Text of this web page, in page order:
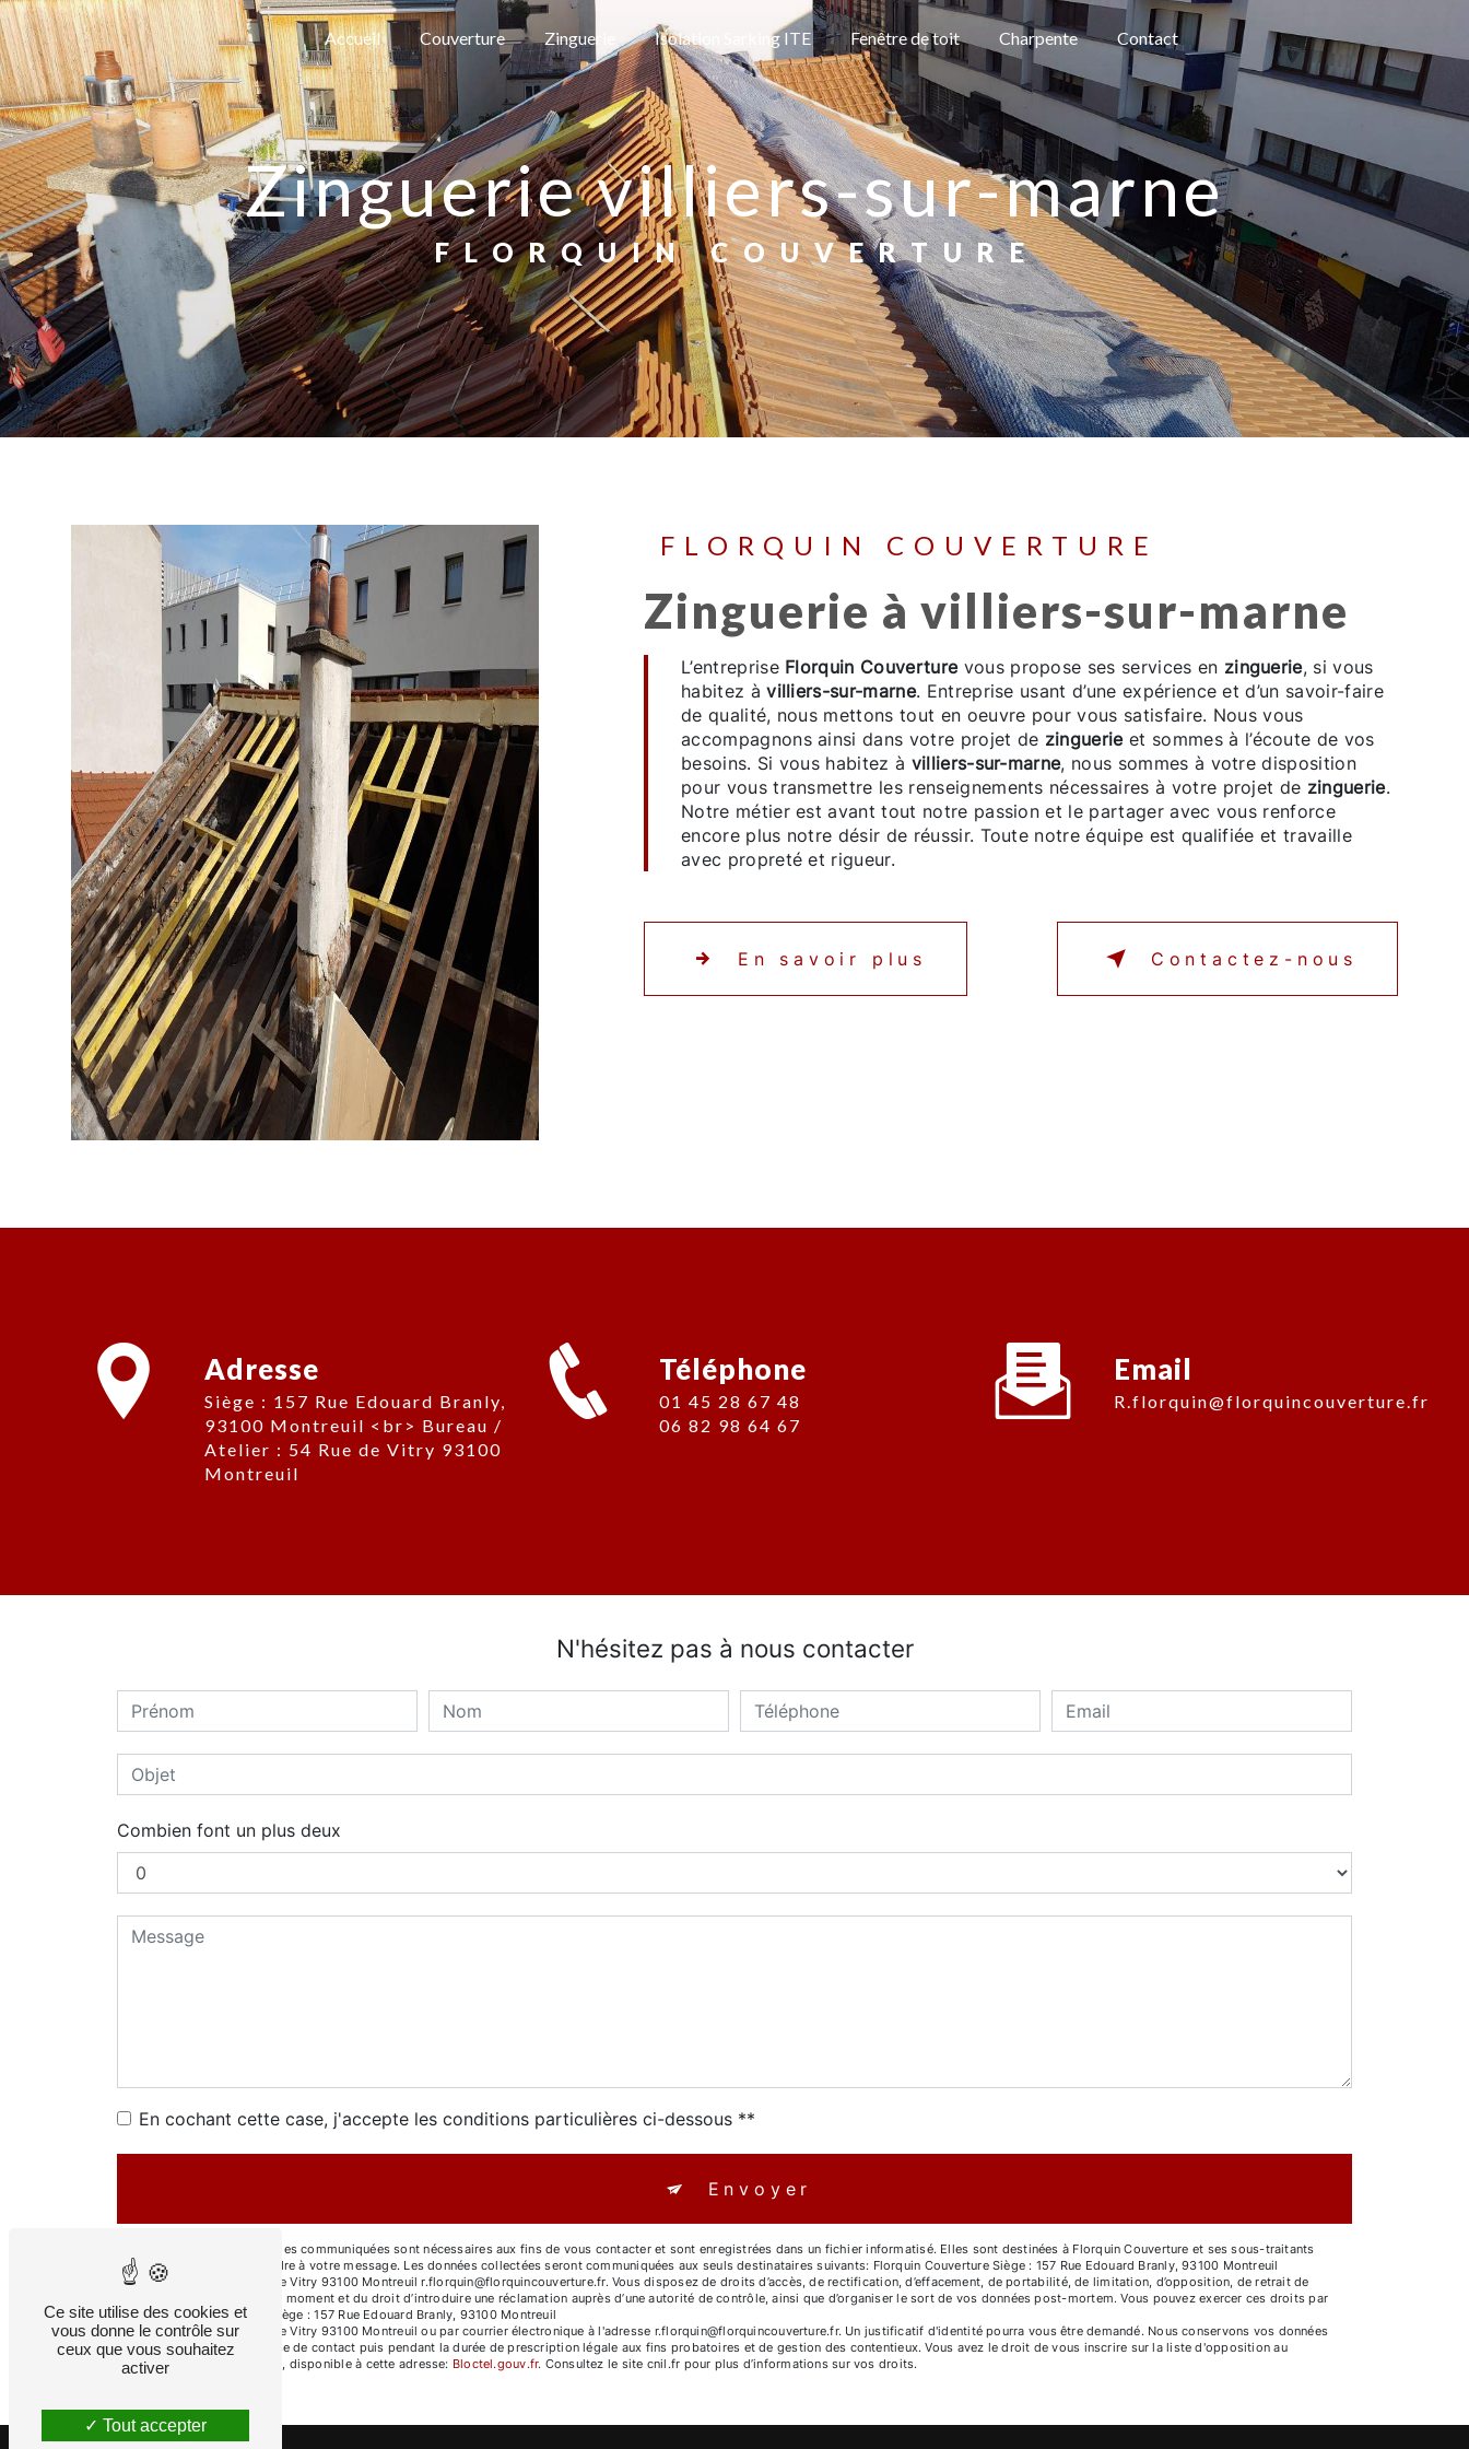
Accueil Couverture Zinguerie Isolation Sarking ITE Fenêtre de toit Charpente Contact
zinguerie villiers-sur-marne
FLORQUIN COUVERTURE
FLORQUIN COUVERTURE
zinguerie à villiers-sur-marne
L’entreprise Florquin Couverturevous propose ses services en zinguerie, si vous
habitez àvilliers-sur-marne. Entreprise usant d’une expérience et d’un savoir-faire
de qualité, nous mettons tout en oeuvre pour vous satisfaire. Nous vous
accompagnons ainsi dans votre projet de zinguerieet sommes à l’écoute de vos
besoins. Si vous habitez à villiers-sur-marne, nous sommes à votre disposition
pour vous transmettre les renseignements nécessaires à votre projet de zinguerie.
Notre métier est avant tout notre passion et le partager avec vous renforce
encore plus notre désir de réussir. Toute notre équipe est qualifiée et travaille
avec propreté et rigueur.
En savoir plus Contactez-nous
Adresse
Siège : 157 Rue Edouard Branly,
93100 Montreuil <br> Bureau /
Atelier : 54 Rue de Vitry 93100
Montreuil
Téléphone
01 45 28 67 48
06 82 98 64 67
Email
r.florquin@florquincouverture.fr
N'hésitez pas à nous contacter
Combien font un plus deux
En cochant cette case, j'accepte les conditions particulières ci-dessous **
Envoyer
** Les données personnelles communiquées sont nécessaires aux fins de vous contacter et sont enregistrées dans un fichier informatisé. Elles sont destinées à Florquin Couverture et ses sous-traitants
dans le seul but de répondre à votre message. Les données collectées seront communiquées aux seuls destinataires suivants: Florquin Couverture Siège : 157 Rue Edouard Branly, 93100 Montreuil
Bureau / Atelier : 54 Rue de Vitry 93100 Montreuil r.florquin@florquincouverture.fr. Vous disposez de droits d’accès, de rectification, d’effacement, de portabilité, de limitation, d’opposition, de retrait de
votre consentement à tout moment et du droit d’introduire une réclamation auprès d’une autorité de contrôle, ainsi que d’organiser le sort de vos données post-mortem. Vous pouvez exercer ces droits par
voie postale à l'adresse Siège : 157 Rue Edouard Branly, 93100 Montreuil
Bureau / Atelier : 54 Rue de Vitry 93100 Montreuil ou par courrier électronique à l'adresse r.florquin@florquincouverture.fr. Un justificatif d'identité pourra vous être demandé. Nous conservons vos données
pendant la période de prise de contact puis pendant la durée de prescription légale aux fins probatoires et de gestion des contentieux. Vous avez le droit de vous inscrire sur la liste d'opposition au
démarchage téléphonique, disponible à cette adresse: Bloctel.gouv.fr. Consultez le site cnil.fr pour plus d’informations sur vos droits.
Panneau de gestion des cookies
Ce site utilise des cookies et
vous donne le contrôle sur
ceux que vous souhaitez
activer
Tout accepter